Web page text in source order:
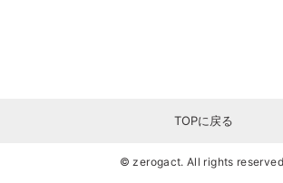
TOPに戻る
© zerogact. All rights